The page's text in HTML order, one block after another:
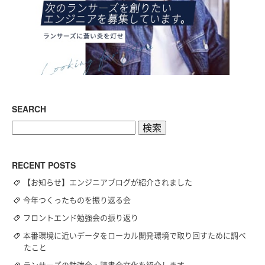
SEARCH
RECENT POSTS
【お知らせ】エンジニアブログが紹介されました
今年つくったものを振り返る会
フロントエンド勉強会の振り返り
本番環境に近いデータをローカル開発環境で取り回すために調べ
たこと